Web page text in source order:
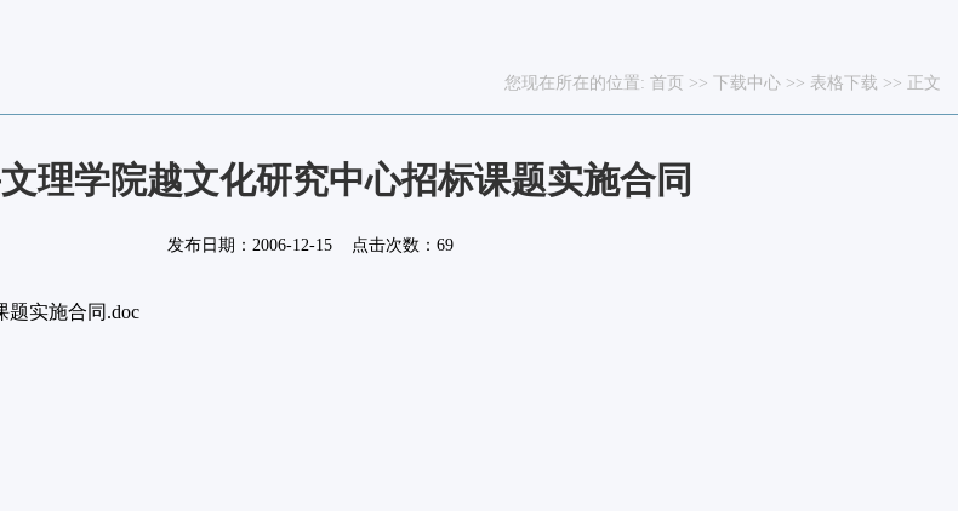
您现在所在的位置: 首页 >> 下载中心 >> 表格下载 >> 正文
理学院越文化研究中心招标课题实施合同
发布日期： 2006-12-15 点击次数： 69
题实施合同.doc